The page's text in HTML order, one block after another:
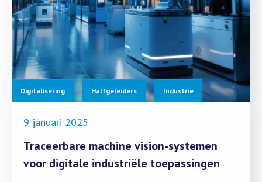
Digitalisering Halfgeleiders Industrie
9 januari 2025
Traceerbare machine vision-systemen
voor digitale industriële toepassingen